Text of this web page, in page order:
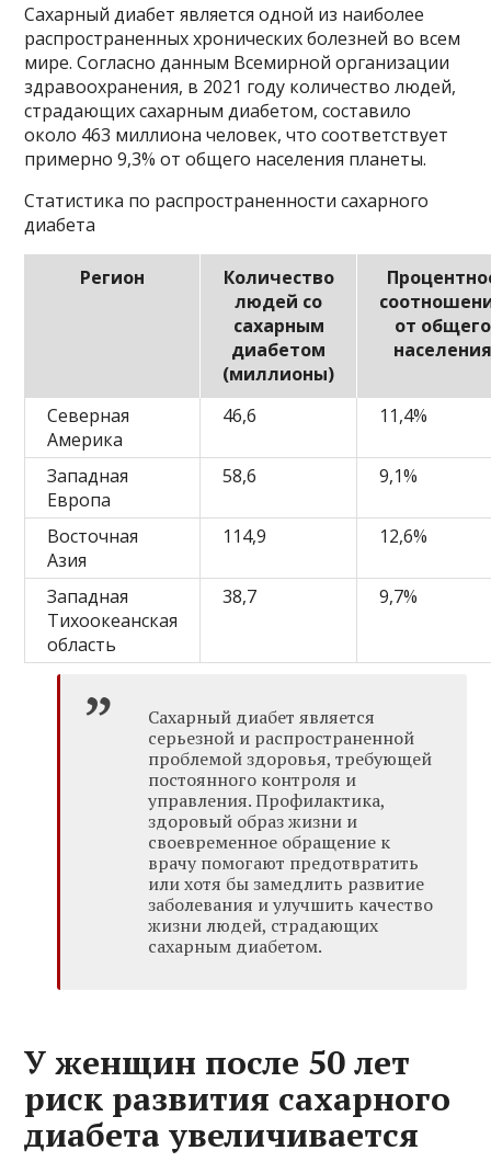
Сахарный диабет является одной из наиболее
распространенных хронических болезней во всем
мире. Согласно данным Всемирной организации
здравоохранения, в 2021 году количество людей,
страдающих сахарным диабетом, составило
около 463 миллиона человек, что соответствует
примерно 9,3% от общего населения планеты.
Статистика по распространенности сахарного
диабета
Регион
Количество
людей со
сахарным
диабетом
(миллионы)
от общего
населения
Северная
Америка
46,6 11,4%
Западная
Европа
58,6 9,1%
Восточная
Азия
114,9 12,6%
Западная
Тихоокеанская
область
38,7 9,7%
Сахарный диабет является
серьезной и распространенной
проблемой здоровья, требующей
постоянного контроля и
управления. Профилактика,
здоровый образ жизни и
своевременное обращение к
врачу помогают предотвратить
или хотя бы замедлить развитие
заболевания и улучшить качество
жизни людей, страдающих
сахарным диабетом.
У женщин после 50 лет
риск развития сахарного
диабета увеличивается